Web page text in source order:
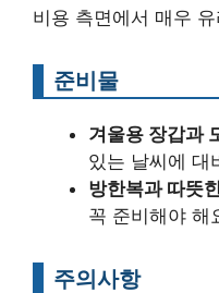
비용 측면에서 매우
준비물
겨울용 장갑과
있는 날씨에 대
방한복과 따뜻
꼭 준비해야 해
주의사항